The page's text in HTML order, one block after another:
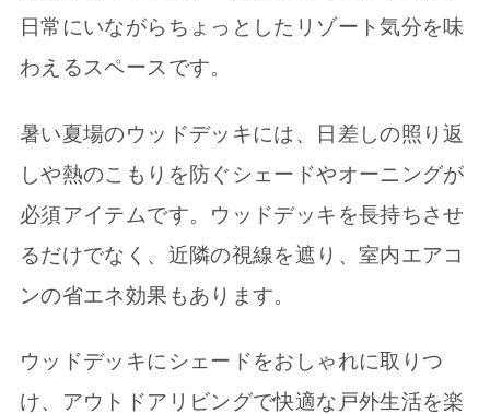
日常にいながらちょっとしたリゾート気分を味
わえるスペースです。
暑い夏場のウッドデッキには、日差しの照り返
しや熱のこもりを防ぐシェードやオーニングが
必須アイテムです。ウッドデッキを長持ちさせ
るだけでなく、近隣の視線を遮り、室内エアコ
ンの省エネ効果もあります。
ウッドデッキにシェードをおしゃれに取りつ
け、アウトドアリビングで快適な戸外生活を楽